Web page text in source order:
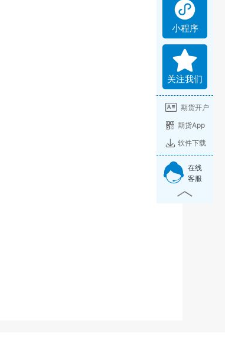
小程序
关注我们
期货开户
期货App
软件下载
在线
客服